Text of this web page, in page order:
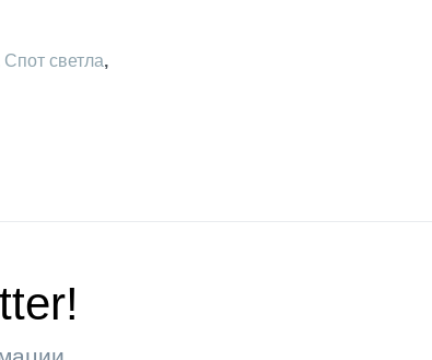
Спот светла,